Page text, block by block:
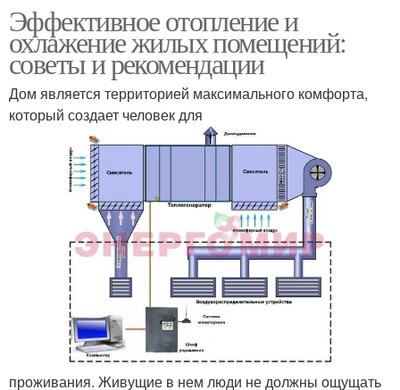
Эффективное отопление и
охлажение жилых помещений:
советы и рекомендации
Дом является территорией максимального комфорта,
который создает человек для
проживания. Живущие в нем люди не должны ощущать